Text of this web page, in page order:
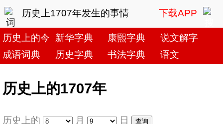
历史上1707年发生的事情 下载APP
历史上的今天新华字典 康熙字典
说文解字
成语词典
历史字典 书法字典 语文
历史上的1707年
历史上的 月 日